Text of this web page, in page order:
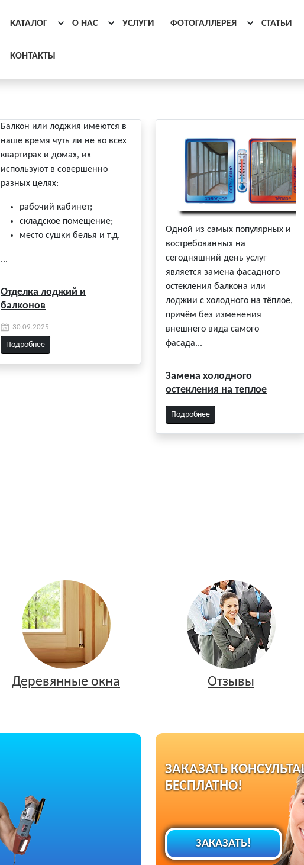
КАТАЛОГ О НАС УСЛУГИ ФОТОГАЛЛЕРЕЯ СТАТЬИ
КОНТАКТЫ
Балкон или лоджия имеются в
наше время чуть ли не во всех
квартирах и домах, их
используют в совершенно
разных целях:
рабочий кабинет;
складское помещение;
место сушки белья и т.д.
...
Отделка лоджий и
балконов
30.09.2025
Подробнее
Одной из самых популярных и
востребованных на
сегодняшний день услуг
является замена фасадного
остекления балкона или
лоджии с холодного на тёплое,
причём без изменения
внешнего вида самого
фасада...
Замена холодного
остекления на теплое
Подробнее
Деревянные окна Отзывы
ЗАКАЗАТЬ
БЕСПЛАТНО!
ЗАКАЗАТЬ!